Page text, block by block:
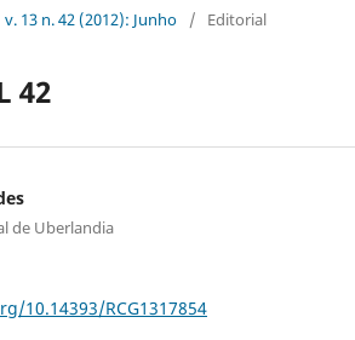
v. 13 n. 42 (2012): Junho / Editorial
42
de Uberlandia
10.14393/RCG1317854